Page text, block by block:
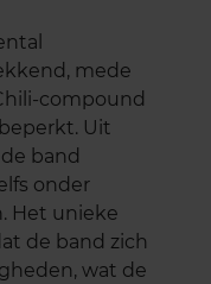
mede
compound
Uit
band
onder
Het unieke
de band zich
wat de